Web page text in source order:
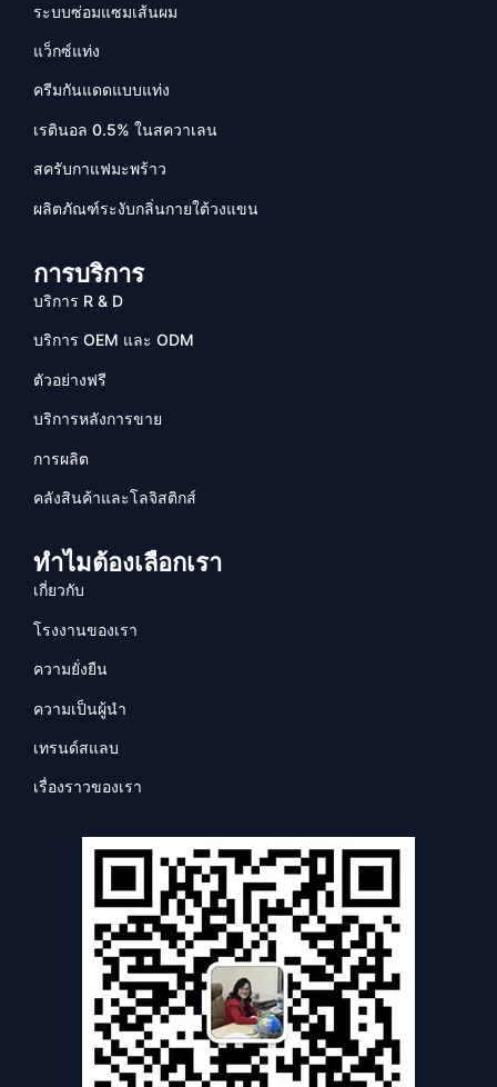
ระบบซ่อมแซมเส้นผม
แว็กซ์แท่ง
ครีมกันแดดแบบแท่ง
เรตินอล 0.5% ในสควาเลน
สครับกาแฟมะพร้าว
ผลิตภัณฑ์ระงับกลิ่นกายใต้วงแขน
การบริการ
บริการ R & D
บริการ OEM และ ODM
ตัวอย่างฟรี
บริการหลังการขาย
การผลิต
คลังสินค้าและโลจิสติกส์
ทำไมต้องเลือกเรา
เกี่ยวกับ
โรงงานของเรา
ความยั่งยืน
ความเป็นผู้นำ
เทรนด์สแลบ
เรื่องราวของเรา